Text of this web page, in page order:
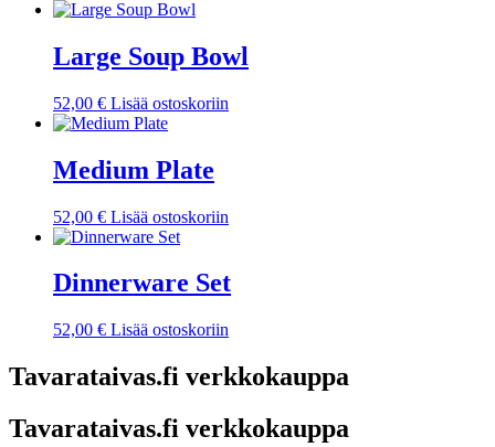
Large Soup Bowl
52,00 € Lisää ostoskoriin
Medium Plate
52,00 € Lisää ostoskoriin
Dinnerware Set
52,00 € Lisää ostoskoriin
Tavarataivas.fi verkkokauppa
Tavarataivas.fi verkkokauppa